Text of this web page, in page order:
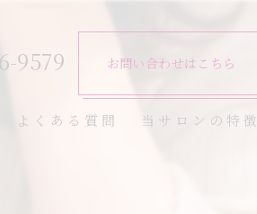
9579 お問い合わせはこちら
よくある質問 当サロンの特徴